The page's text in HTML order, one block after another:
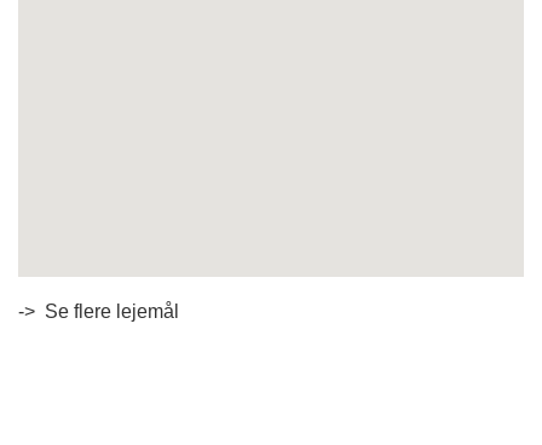
-> Se flere lejemål